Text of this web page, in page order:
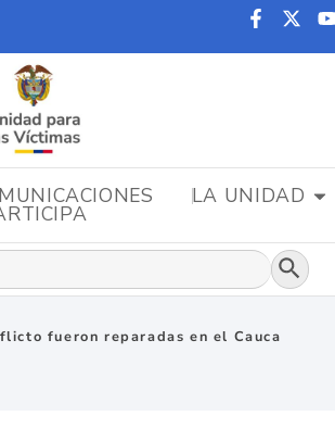
LA UNIDAD
fueron reparadas en el Cauca